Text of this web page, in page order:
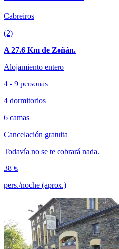
Cabreiros
(2)
A 27.6 Km de Zoñán.
Alojamiento entero
4 - 9 personas
4 dormitorios
6 camas
Cancelación gratuita
Todavía no se te cobrará nada.
38 €
pers./noche (aprox.)